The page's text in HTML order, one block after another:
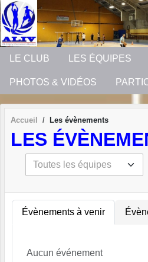
LE CLUB LES ÉQUIPES
PHOTOS & VIDÉOS
Accueil Les évènements
LES
Évènements à venir
Aucun événement
Panneau de gestion des cookies